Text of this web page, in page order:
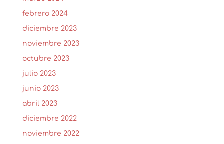
febrero 2024
diciembre 2023
noviembre 2023
octubre 2023
julio 2023
junio 2023
abril 2023
diciembre 2022
noviembre 2022